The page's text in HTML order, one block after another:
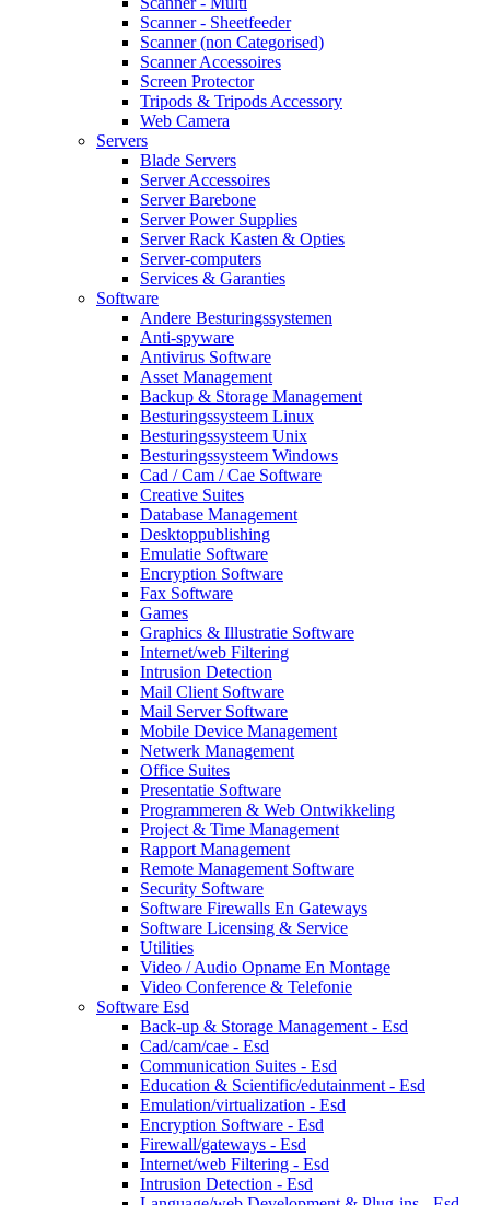
Scanner - Sheetfeeder
Scanner (non Categorised)
Scanner Accessoires
Screen Protector
Tripods & Tripods Accessory
Web Camera
Servers
Blade Servers
Server Accessoires
Server Barebone
Server Power Supplies
Server Rack Kasten & Opties
Server-computers
Services & Garanties
Software
Andere Besturingssystemen
Anti-spyware
Antivirus Software
Asset Management
Backup & Storage Management
Besturingssysteem Linux
Besturingssysteem Unix
Besturingssysteem Windows
Cad / Cam / Cae Software
Creative Suites
Database Management
Desktoppublishing
Emulatie Software
Encryption Software
Fax Software
Games
Graphics & Illustratie Software
Internet/web Filtering
Intrusion Detection
Mail Client Software
Mail Server Software
Mobile Device Management
Netwerk Management
Office Suites
Presentatie Software
Programmeren & Web Ontwikkeling
Project & Time Management
Rapport Management
Remote Management Software
Security Software
Software Firewalls En Gateways
Software Licensing & Service
Utilities
Video / Audio Opname En Montage
Video Conference & Telefonie
Software Esd
Back-up & Storage Management - Esd
Cad/cam/cae - Esd
Communication Suites - Esd
Education & Scientific/edutainment - Esd
Emulation/virtualization - Esd
Encryption Software - Esd
Firewall/gateways - Esd
Internet/web Filtering - Esd
Intrusion Detection - Esd